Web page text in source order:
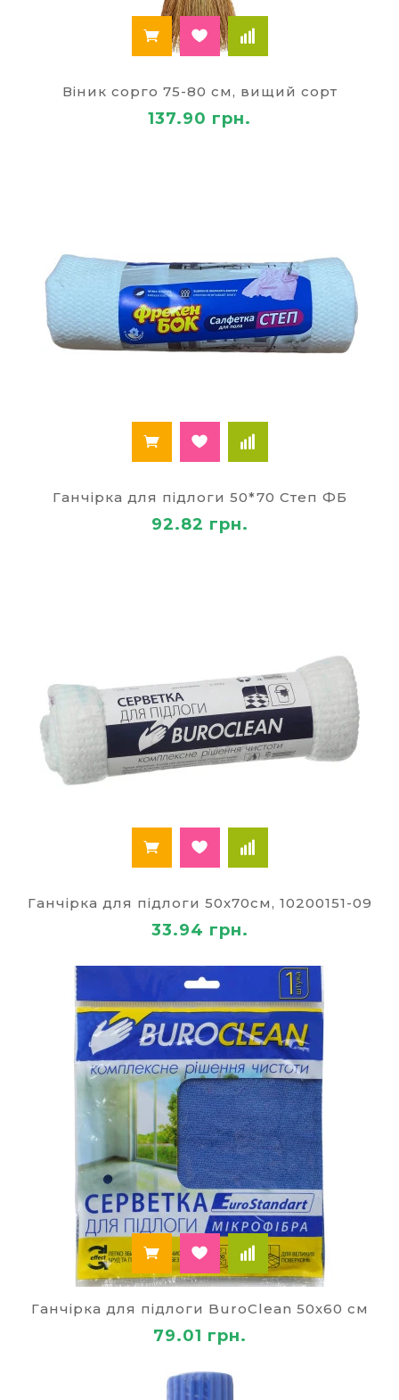
Віник сорго 75-80 см, вищий сорт
137.90 грн.
Ганчірка для підлоги 50*70 Степ ФБ
92.82 грн.
Ганчірка для підлоги 50х70см, 10200151-09
33.94 грн.
Ганчірка для підлоги BuroClean 50х60 см
79.01 грн.